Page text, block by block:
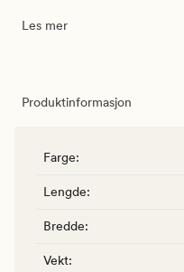
Les mer
Produktinformasjon
Farge:
Lengde:
Bredde:
Vekt: